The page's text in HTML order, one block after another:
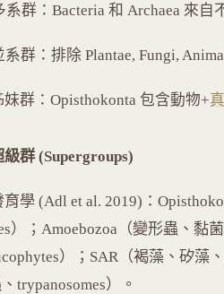
系群：Bacteria 和 Archaea 來
系群：排除 Plantae, Fungi,
群：Opisthokonta 包含動物+
群 (Supergroups)
學 (Adl et al. 2019)：
）；Amoebozoa（變形蟲、黏
）；SAR（褐藻、矽藻
trypanosomes）。